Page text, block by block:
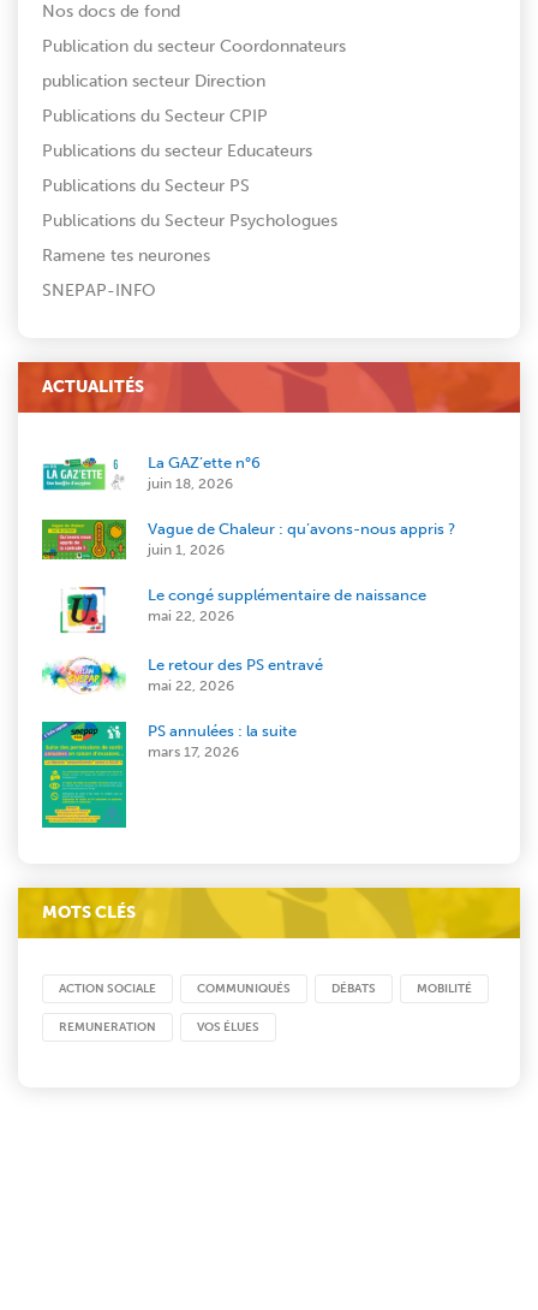
Nos docs de fond
Publication du secteur Coordonnateurs
publication secteur Direction
Publications du Secteur CPIP
Publications du secteur Educateurs
Publications du Secteur PS
Publications du Secteur Psychologues
Ramene tes neurones
SNEPAP-INFO
ACTUALITÉS
La GAZ’ette n°6
juin 18, 2026
Vague de Chaleur : qu’avons-nous appris ?
juin 1, 2026
Le congé supplémentaire de naissance
mai 22, 2026
Le retour des PS entravé
mai 22, 2026
PS annulées : la suite
mars 17, 2026
MOTS CLÉS
ACTION SOCIALE COMMUNIQUÉS DÉBATS MOBILITÉ
REMUNERATION VOS ÉLUES